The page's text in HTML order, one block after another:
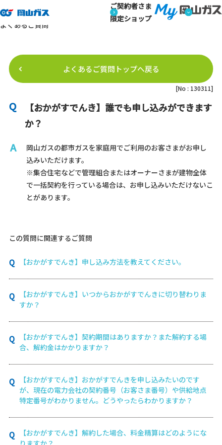
ご契約者さま
限定ショップ
トップページ
よくあるご質問詳細
よくあるご質問
よくあるご質問
よくあるご質問トップへ戻る
[No : 130311]
【おかがすでんき】誰でも申し込みができます
か？
岡山ガスの都市ガスを家庭用でご利用のお客さまがお申し
込みいただけます。
※集合住宅などで管理組合またはオーナーさまが建物全体
で一括契約を行っている場合は、お申し込みいただけないこ
とがあります。
この質問に関連するご質問
【おかがすでんき】申し込み方法を教えてください。
【おかがすでんき】いつからおかがすでんきに切り替わりま
すか？
【おかがすでんき】契約期間はありますか？また解約する場
合、解約金はかかりますか？
【おかがすでんき】おかがすでんきを申し込みたいのです
が、現在の電力会社の契約番号（お客さま番号）や供給地点
特定番号がわかりません。どうやったらわかりますか？
【おかがすでんき】解約した場合、料金精算はどのようにな
りますか？